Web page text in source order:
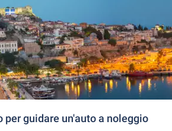
per guidare un'auto a noleggio